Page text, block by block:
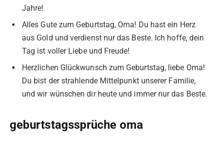
Jahre!
Alles Gute zum Geburtstag, Oma! Du hast ein Herz
aus Gold und verdienst nur das Beste. Ich hoffe, dein
Tag ist voller Liebe und Freude!
Herzlichen Glückwunsch zum Geburtstag, liebe Oma!
Du bist der strahlende Mittelpunkt unserer Familie,
und wir wünschen dir heute und immer nur das Beste.
geburtstagssprüche oma